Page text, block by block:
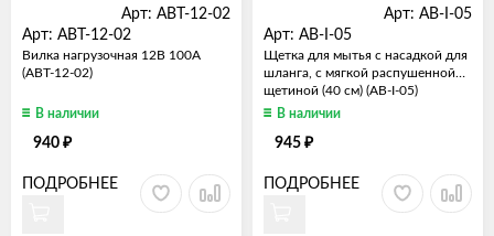
Арт: ABT-12-02
Арт: ABT-12-02
Вилка нагрузочная 12В 100А
(ABT-12-02)
В наличии
940 ₽
ПОДРОБНЕЕ
Арт: AB-I-05
Арт: AB-I-05
Щетка для мытья с насадкой для
шланга, с мягкой распушенной
щетиной (40 см) (AB-I-05)
В наличии
945 ₽
ПОДРОБНЕЕ